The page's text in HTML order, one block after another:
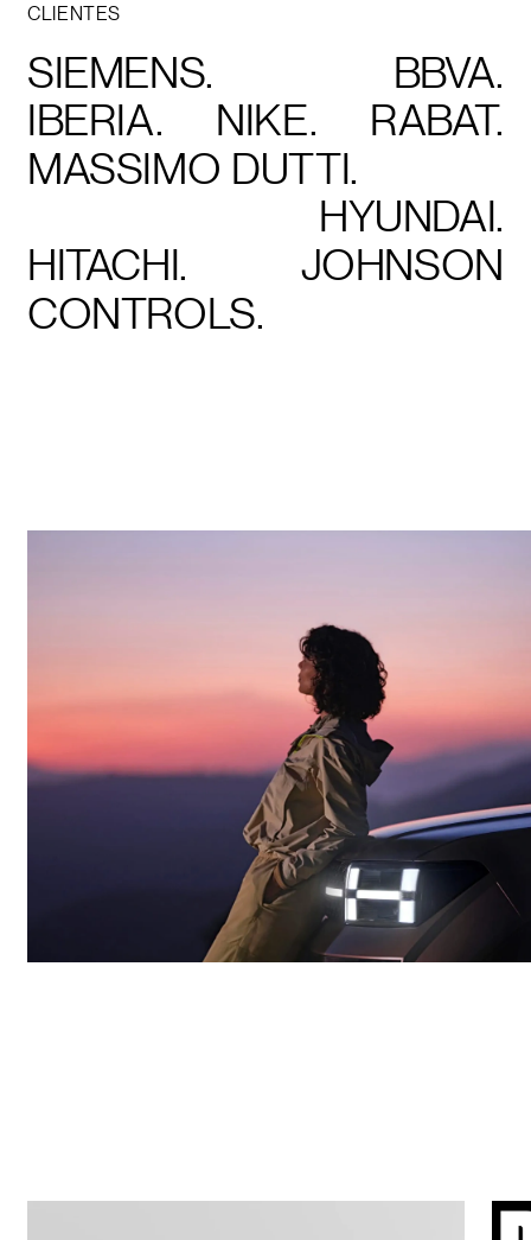
CLIENTES
SIEMENS.
BBVA.
IBERIA.
NIKE.
RABAT.
MASSIMO DUTTI.
HYUNDAI.
HITACHI.
JOHNSON
CONTROLS.